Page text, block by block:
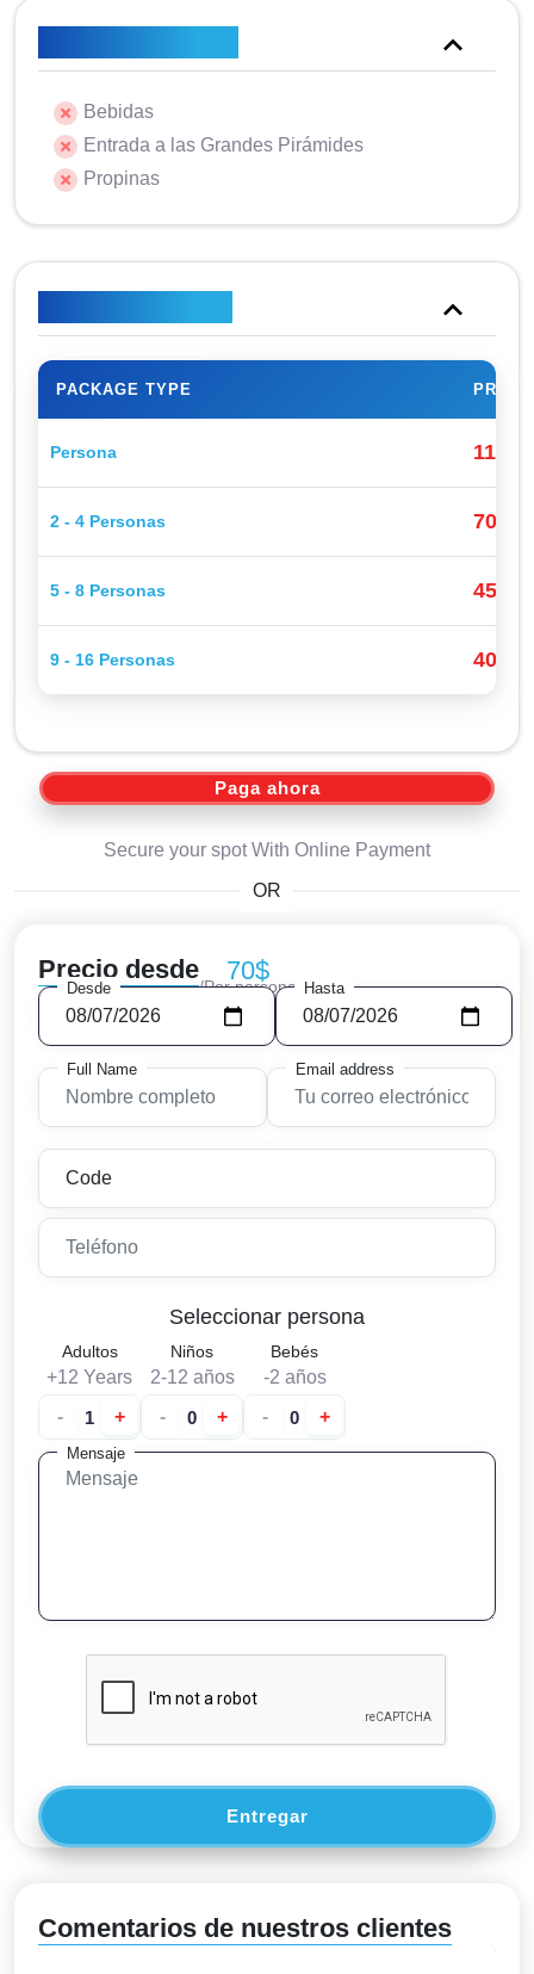
Bebidas
Entrada a las Grandes Pirámides
Propinas
PACKAGE TYPE PRICE
Persona 110$
2 - 4 Personas 70$
5 - 8 Personas 45$
9 - 16 Personas 40$
Paga ahora
Secure your spot With Online Payment
OR
Precio desde 70$
/Por persona
Desde Hasta
Full Name Email address
Seleccionar persona
Adultos
+12 Years
-
+
Niños
2-12 años
-
+
Bebés
-2 años
-
+
Mensaje
Entregar
Comentarios de nuestros clientes